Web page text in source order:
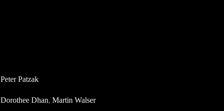
Peter Patzak
Dorothee Dhan, Martin Walser